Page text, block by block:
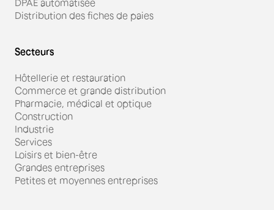
DPAE automatisée
Distribution des fiches de paies
Secteurs
Hôtellerie et restauration
Commerce et grande distribution
Pharmacie, médical et optique
Construction
Industrie
Services
Loisirs et bien-être
Grandes entreprises
Petites et moyennes entreprises